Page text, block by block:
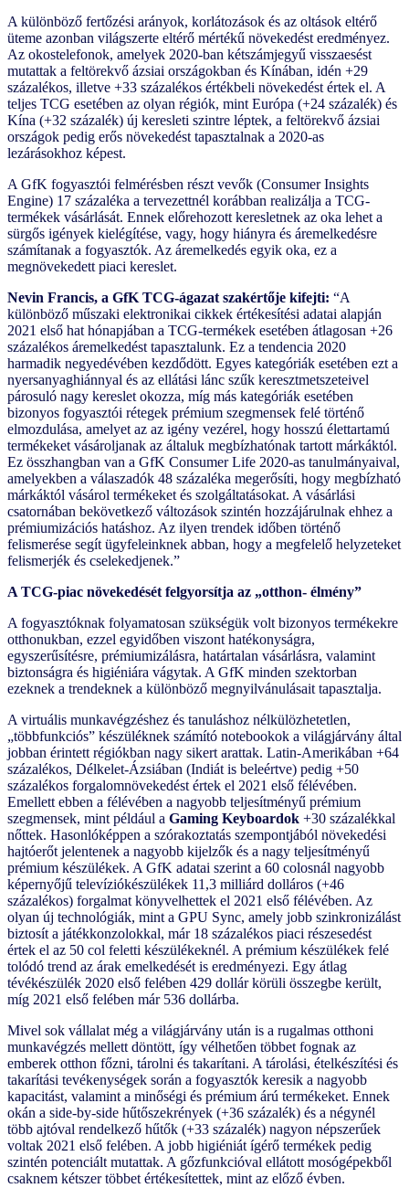
A különböző fertőzési arányok, korlátozások és az oltások eltérő
üteme azonban világszerte eltérő mértékű növekedést eredményez.
Az okostelefonok, amelyek 2020-ban kétszámjegyű visszaesést
mutattak a feltörekvő ázsiai országokban és Kínában, idén +29
százalékos, illetve +33 százalékos értékbeli növekedést értek el. A
teljes TCG esetében az olyan régiók, mint Európa (+24 százalék) és
Kína (+32 százalék) új keresleti szintre léptek, a feltörekvő ázsiai
országok pedig erős növekedést tapasztalnak a 2020-as
lezárásokhoz képest.
A GfK fogyasztói felmérésben részt vevők (Consumer Insights
Engine) 17 százaléka a tervezettnél korábban realizálja a TCG-
termékek vásárlását. Ennek előrehozott keresletnek az oka lehet a
sürgős igények kielégítése, vagy, hogy hiányra és áremelkedésre
számítanak a fogyasztók. Az áremelkedés egyik oka, ez a
megnövekedett piaci kereslet.
Nevin Francis, a GfK TCG-ágazat szakértője kifejti: “A
különböző műszaki elektronikai cikkek értékesítési adatai alapján
2021 első hat hónapjában a TCG-termékek esetében átlagosan +26
százalékos áremelkedést tapasztalunk. Ez a tendencia 2020
harmadik negyedévében kezdődött. Egyes kategóriák esetében ezt a
nyersanyaghiánnyal és az ellátási lánc szűk keresztmetszeteivel
párosuló nagy kereslet okozza, míg más kategóriák esetében
bizonyos fogyasztói rétegek prémium szegmensek felé történő
elmozdulása, amelyet az az igény vezérel, hogy hosszú élettartamú
termékeket vásároljanak az általuk megbízhatónak tartott márkáktól.
Ez összhangban van a GfK Consumer Life 2020-as tanulmányaival,
amelyekben a válaszadók 48 százaléka megerősíti, hogy megbízható
márkáktól vásárol termékeket és szolgáltatásokat. A vásárlási
csatornában bekövetkező változások szintén hozzájárulnak ehhez a
prémiumizációs hatáshoz. Az ilyen trendek időben történő
felismerése segít ügyfeleinknek abban, hogy a megfelelő helyzeteket
felismerjék és cselekedjenek.”
A TCG-piac növekedését felgyorsítja az „otthon- élmény”
A fogyasztóknak folyamatosan szükségük volt bizonyos termékekre
otthonukban, ezzel egyidőben viszont hatékonyságra,
egyszerűsítésre, prémiumizálásra, határtalan vásárlásra, valamint
biztonságra és higiéniára vágytak. A GfK minden szektorban
ezeknek a trendeknek a különböző megnyilvánulásait tapasztalja.
A virtuális munkavégzéshez és tanuláshoz nélkülözhetetlen,
„többfunkciós” készüléknek számító notebookok a világjárvány által
jobban érintett régiókban nagy sikert arattak. Latin-Amerikában +64
százalékos, Délkelet-Ázsiában (Indiát is beleértve) pedig +50
százalékos forgalomnövekedést értek el 2021 első félévében.
Emellett ebben a félévében a nagyobb teljesítményű prémium
szegmensek, mint például a Gaming Keyboardok +30 százalékkal
nőttek. Hasonlóképpen a szórakoztatás szempontjából növekedési
hajtóerőt jelentenek a nagyobb kijelzők és a nagy teljesítményű
prémium készülékek. A GfK adatai szerint a 60 colosnál nagyobb
képernyőjű televíziókészülékek 11,3 milliárd dolláros (+46
százalékos) forgalmat könyvelhettek el 2021 első félévében. Az
olyan új technológiák, mint a GPU Sync, amely jobb szinkronizálást
biztosít a játékkonzolokkal, már 18 százalékos piaci részesedést
értek el az 50 col feletti készülékeknél. A prémium készülékek felé
tolódó trend az árak emelkedését is eredményezi. Egy átlag
tévékészülék 2020 első felében 429 dollár körüli összegbe került,
míg 2021 első felében már 536 dollárba.
Mivel sok vállalat még a világjárvány után is a rugalmas otthoni
munkavégzés mellett döntött, így vélhetően többet fognak az
emberek otthon főzni, tárolni és takarítani. A tárolási, ételkészítési és
takarítási tevékenységek során a fogyasztók keresik a nagyobb
kapacitást, valamint a minőségi és prémium árú termékeket. Ennek
okán a side-by-side hűtőszekrények (+36 százalék) és a négynél
több ajtóval rendelkező hűtők (+33 százalék) nagyon népszerűek
voltak 2021 első felében. A jobb higiéniát ígérő termékek pedig
szintén potenciált mutattak. A gőzfunkcióval ellátott mosógépekből
csaknem kétszer többet értékesítettek, mint az előző évben.